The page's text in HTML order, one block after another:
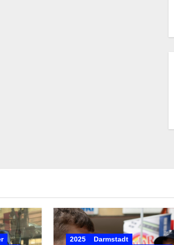
2025
Darmstadt